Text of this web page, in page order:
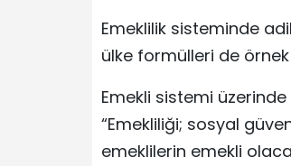
Emeklilik sisteminde
ülke formülleri de
Emekli sistemi
“Emekliliği; sosyal
emeklilerin emekli